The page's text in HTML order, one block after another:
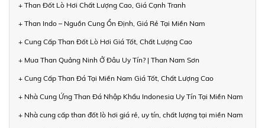
+ Than Đốt Lò Hơi Chất Lượng Cao, Giá Cạnh Tranh
+ Than Indo – Nguồn Cung Ổn Định, Giá Rẻ Tại Miền Nam
+ Cung Cấp Than Đốt Lò Hơi Giá Tốt, Chất Lượng Cao
+ Mua Than Quảng Ninh Ở Đâu Uy Tín? | Than Nam Sơn
+ Cung Cấp Than Đá Tại Miền Nam Giá Tốt, Chất Lượng Cao
+ Nhà Cung Ứng Than Đá Nhập Khẩu Indonesia Uy Tín Tại Miền Nam
+ Nhà cung cấp than đốt lò hơi giá rẻ, uy tín, chất lượng tại miền Nam